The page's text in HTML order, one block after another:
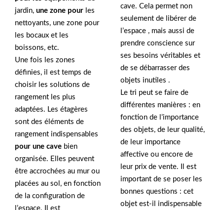
jardin, une zone pour les
nettoyants, une zone pour
les bocaux et les
boissons, etc.
Une fois les zones
définies, il est temps de
choisir les solutions de
rangement les plus
adaptées. Les étagères
sont des éléments de
rangement indispensables
pour une cave bien
organisée. Elles peuvent
être accrochées au mur ou
placées au sol, en fonction
de la configuration de
l’espace. Il est
cave. Cela permet non
seulement de libérer de
l’espace , mais aussi de
prendre conscience sur
ses besoins véritables et
de se débarrasser des
objets inutiles .
Le tri peut se faire de
différentes manières : en
fonction de l’importance
des objets, de leur qualité,
de leur importance
affective ou encore de
leur prix de vente. Il est
important de se poser les
bonnes questions : cet
objet est-il indispensable